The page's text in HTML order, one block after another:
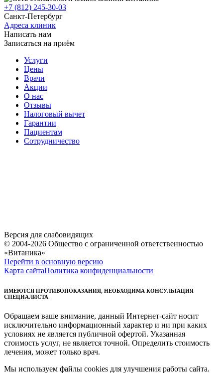
+7 (812) 245-30-03
Санкт-Петербург
Адреса клиник
Написать нам
Записаться на приём
Услуги
Цены
Врачи
Акции
О нас
Отзывы
Налоговый вычет
Гарантии
Пациентам
Сотрудничество
Версия для слабовидящих
© 2004-2026 Общество с ограниченной ответственностью
«Витаника»
Перейти в основную версию
Карта сайтаПолитика конфиденциальности
ИМЕЮТСЯ ПРОТИВОПОКАЗАНИЯ, НЕОБХОДИМА КОНСУЛЬТАЦИЯ
СПЕЦИАЛИСТА
Обращаем ваше внимание, данный Интернет-сайт носит
исключительно информационный характер и ни при каких
условиях не является публичной офертой. Указанная
стоимость услуг, не является точной. Определить стоимость
лечения, может только врач.
Мы используем файлы cookies для улучшения работы сайта.